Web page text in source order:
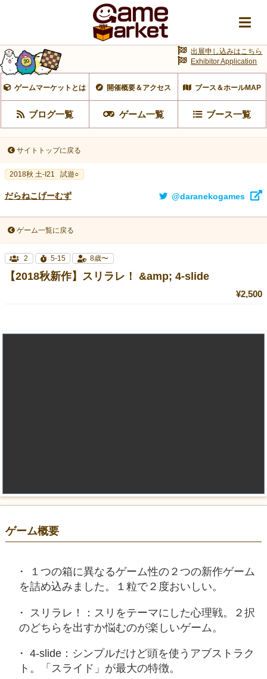
ゲームマーケットとは 開催概要＆アクセス ブース＆ホールMAP
ブログ一覧 ゲーム一覧 ブース一覧
出展申し込みはこちら
Exhibitor Application
サイトトップに戻る
2018秋 土-I21 試遊○
だらねこげーむず @daranekogames
ゲーム一覧に戻る
2 5-15 8歳〜
【2018秋新作】スリラレ！ &amp; 4-slide
¥2,500
ゲーム概要
１つの箱に異なるゲーム性の２つの新作ゲーム
を詰め込みました。１粒で２度おいしい。
スリラレ！：スリをテーマにした心理戦。２択
のどちらを出すか悩むのが楽しいゲーム。
4-slide：シンプルだけど頭を使うアブストラク
ト。「スライド」が最大の特徴。